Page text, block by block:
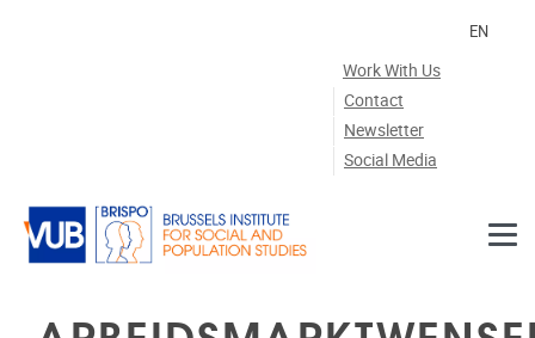
Work With Us
Contact
Newsletter
Social Media
EN